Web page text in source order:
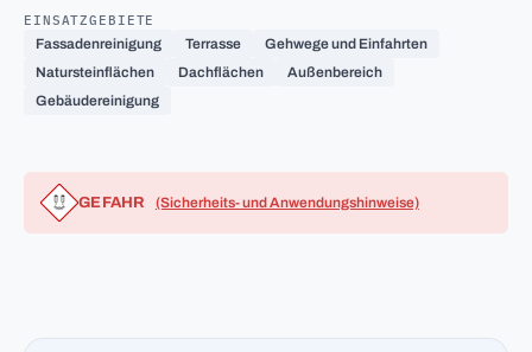
EINSATZGEBIETE
Fassadenreinigung
Terrasse
Gehwege und Einfahrten
Natursteinflächen
Dachflächen
Außenbereich
Gebäudereinigung
GEFAHR (Sicherheits- und Anwendungshinweise)